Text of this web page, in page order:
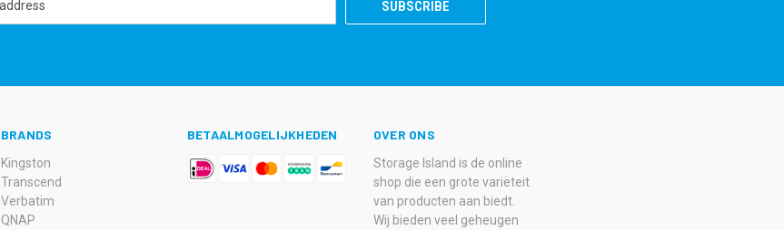
BRANDS
Kingston
Transcend
Verbatim
QNAP
BETAALMOGELIJKHEDEN OVER ONS
Storage Island is de online
shop die een grote variëteit
van producten aan biedt.
Wij bieden veel geheugen